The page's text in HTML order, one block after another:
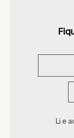
Li e